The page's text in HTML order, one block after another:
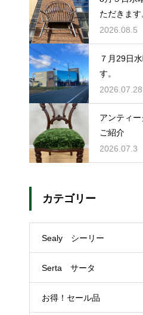
ただきます
2026.08.5
７月29日
す。
2026.07.28
アンティ
ご紹介
2026.07.3
カテゴリー
Sealy シーリー
Serta サータ
お得！セール品